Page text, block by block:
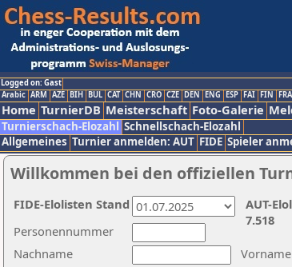
Logged on: Gast
Arabic ARM AZE BIH BUL CAT CHN CRO CZE DEN ENG ESP FAI FIN FRA
Home TurnierDB Meisterschaft Foto-Galerie
Turnierschach-Elozahl Schnellschach-Elozahl
Allgemeines Turnier anmelden: AUT FIDE Spieler
Willkommen bei den offiziellen
Nachname
Vorname
Personennummer
AUT-
7.518
FIDE-Elolisten Stand